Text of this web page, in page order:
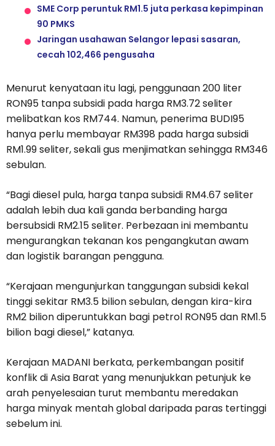
SME Corp peruntuk RM1.5 juta perkasa kepimpinan
90 PMKS
Jaringan usahawan Selangor lepasi sasaran,
cecah 102,466 pengusaha
Menurut kenyataan itu lagi, penggunaan 200 liter
RON95 tanpa subsidi pada harga RM3.72 seliter
melibatkan kos RM744. Namun, penerima BUDI95
hanya perlu membayar RM398 pada harga subsidi
RM1.99 seliter, sekali gus menjimatkan sehingga RM346
sebulan.
“Bagi diesel pula, harga tanpa subsidi RM4.67 seliter
adalah lebih dua kali ganda berbanding harga
bersubsidi RM2.15 seliter. Perbezaan ini membantu
mengurangkan tekanan kos pengangkutan awam
dan logistik barangan pengguna.
“Kerajaan mengunjurkan tanggungan subsidi kekal
tinggi sekitar RM3.5 bilion sebulan, dengan kira-kira
RM2 bilion diperuntukkan bagi petrol RON95 dan RM1.5
bilion bagi diesel,” katanya.
Kerajaan MADANI berkata, perkembangan positif
konflik di Asia Barat yang menunjukkan petunjuk ke
arah penyelesaian turut membantu meredakan
harga minyak mentah global daripada paras tertinggi
sebelum ini.